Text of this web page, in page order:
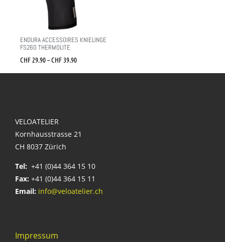
ENDURA ACCESSOIRES KNIELINGE
FS260 THERMOLITE
CHF29.90–CHF39.90
VELOATELIER
Kornhausstrasse 21
CH 8037 Zürich
Tel: +41 (0)44 364 15 10
Fax: +41 (0)44 364 15 11
Email: info@veloatelier.ch
Impressum